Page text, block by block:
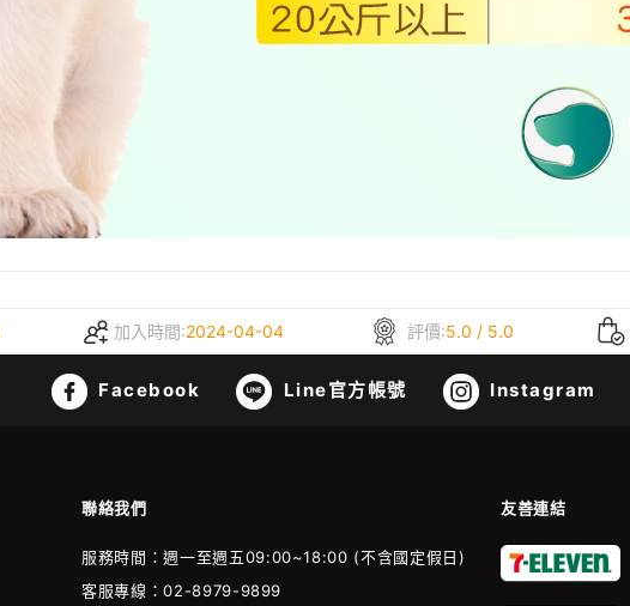
加入時間:2024-04-04 評價:5.0 / 5.0
Facebook Line官方帳號 Instagram
聯絡我們 友善連結
服務時間：週一至週五09:00~18:00 (不含國定假日)
客服專線：02-8979-9899